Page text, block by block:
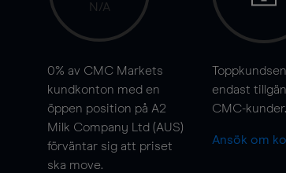
N/A
0% av CMC Markets
kundkonton med en
öppen position på A2
Milk Company Ltd (AUS)
förväntar sig att priset
ska move.
endast
CMC-kunder.
Ansök om